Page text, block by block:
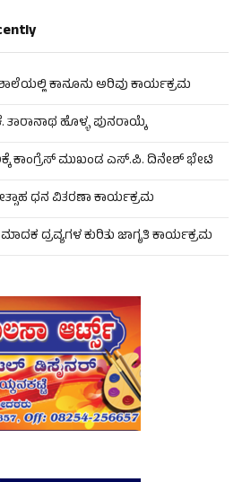
ಕಾನೂನು ಅರಿವು ಕಾರ್ಯಕ್ರಮ
ಹೊಳ್ಳ ಪುನರಾಯ್ಕೆ
ಕಾಂಗ್ರೆಸ್ ಮುಖಂಡ ಎಸ್.ಪಿ. ದಿನೇಶ್ ಭೇಟಿ
ಧನ ವಿತರಣಾ ಕಾರ್ಯಕ್ರಮ
ದ್ರವ್ಯಗಳ ಕುರಿತು ಜಾಗೃತಿ ಕಾರ್ಯಕ್ರಮ